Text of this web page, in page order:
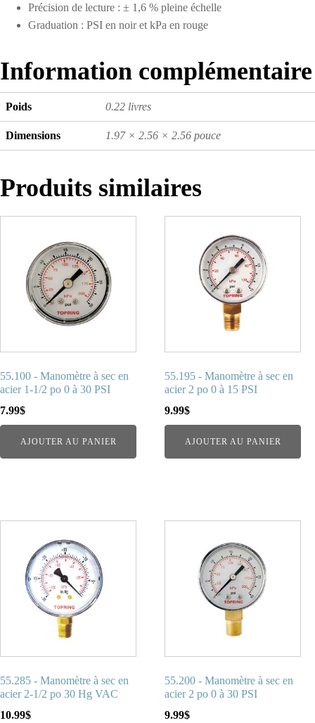
Précision de lecture : ± 1,6 % pleine échelle
Graduation : PSI en noir et kPa en rouge
Information complémentaire
Poids 0.22 livres
Dimensions 1.97 × 2.56 × 2.56 pouce
Produits similaires
55.100 - Manomètre à sec en
acier 1-1/2 po 0 à 30 PSI
7.99$
AJOUTER AU PANIER
55.195 - Manomètre à sec en
acier 2 po 0 à 15 PSI
9.99$
AJOUTER AU PANIER
55.285 - Manomètre à sec en
acier 2-1/2 po 30 Hg VAC
10.99$
55.200 - Manomètre à sec en
acier 2 po 0 à 30 PSI
9.99$